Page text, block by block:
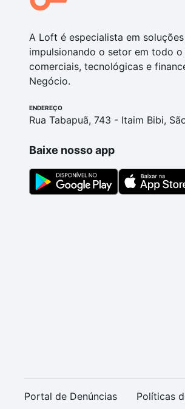
A Loft é especialista em
impulsionando o setor em todo
comerciais, tecnológicas e
Negócio.
ENDEREÇO
Rua Tabapuã, 743 - Itaim Bibi,
Baixe nosso app
Portal de Denúncias Políticas